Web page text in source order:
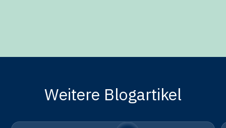
Weitere Blogartikel